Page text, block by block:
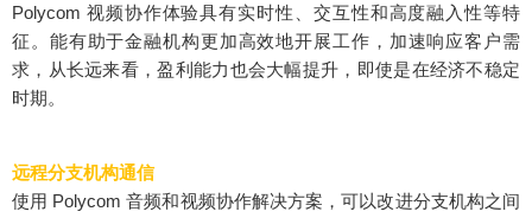
Polycom 视频协作体验具有实时性、交互性和高度融入性等特
征。能有助于金融机构更加高效地开展工作，加速响应客户需
求，从长远来看，盈利能力也会大幅提升，即使是在经济不稳定
时期。
远程分支机构通信
使用 Polycom 音频和视频协作解决方案，可以改进分支机构之间